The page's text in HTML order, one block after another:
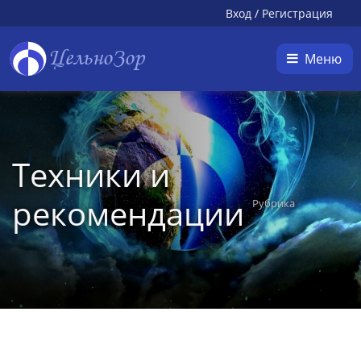
Вход / Регистрация
ЦельноЗор Меню
Техники и
рекомендацииРубрика